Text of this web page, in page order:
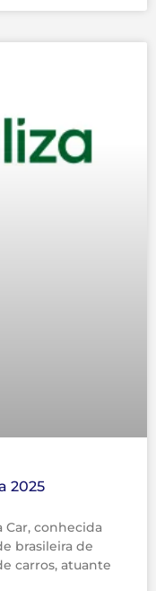
2025
Car, conhecida
brasileira de
carros, atuante